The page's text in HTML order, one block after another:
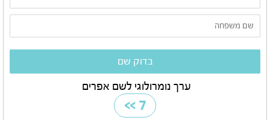
ערך נומרולוגי לשם אפרים
7
>>